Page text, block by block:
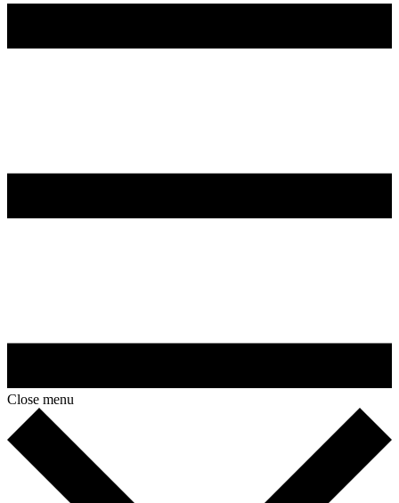
Close menu